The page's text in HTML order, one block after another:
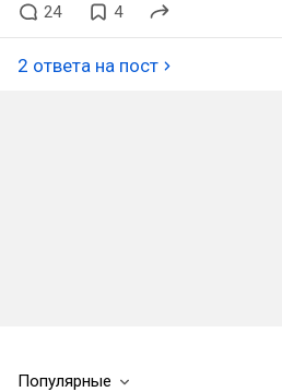
24 4
2 ответа на пост
Популярные